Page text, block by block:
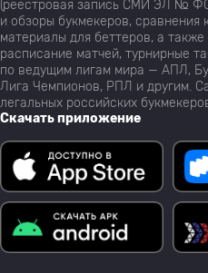
(реестровая запись СМИ ЭЛ №
и обзоры букмекеров,
материалы для беттеров, а
расписание матчей, турнирные
по ведущим лигам мира — АПЛ,
Лига Чемпионов, РПЛ и другим.
легальных российских
Скачать приложение